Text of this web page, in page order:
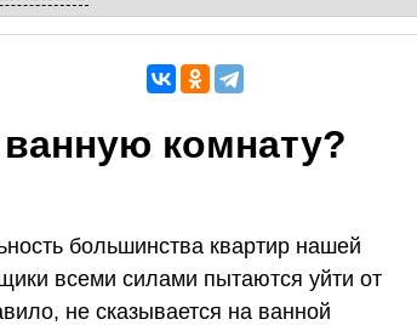
комнату?
большинства квартир нашей
всеми силами пытаются уйти от
не сказывается на ванной